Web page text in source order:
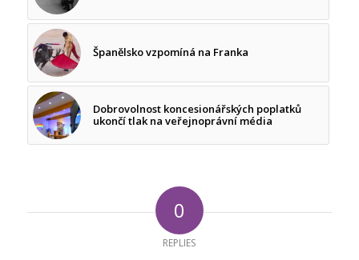
Španělsko vzpomíná na Franka
Dobrovolnost koncesionářských poplatků
ukončí tlak na veřejnoprávní média
0
REPLIES